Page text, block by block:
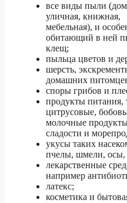
все виды пыли
уличная, книжная,
мебельная), и
обитающий в ней
клещ;
пыльца цветов и
шерсть,
домашних
споры грибов и
продукты питания,
цитрусовые,
молочные
сладости и
укусы таких
пчелы, шмели, осы,
лекарственные
например
латекс;
косметика и